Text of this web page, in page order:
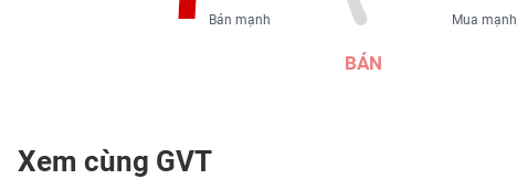
BÁN
Mua mạnh
Bán mạnh
Xem cùng GVT